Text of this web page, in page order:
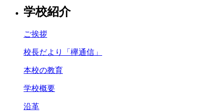
学校紹介
ご挨拶
校長だより「欅通信」
本校の教育
学校概要
沿革